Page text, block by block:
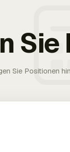
Sie
Sie Positionen